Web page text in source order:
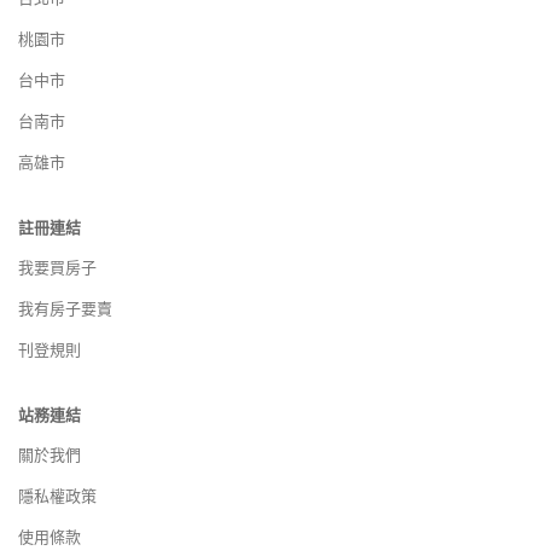
桃園市
台中市
台南市
高雄市
註冊連結
我要買房子
我有房子要賣
刊登規則
站務連結
關於我們
隱私權政策
使用條款